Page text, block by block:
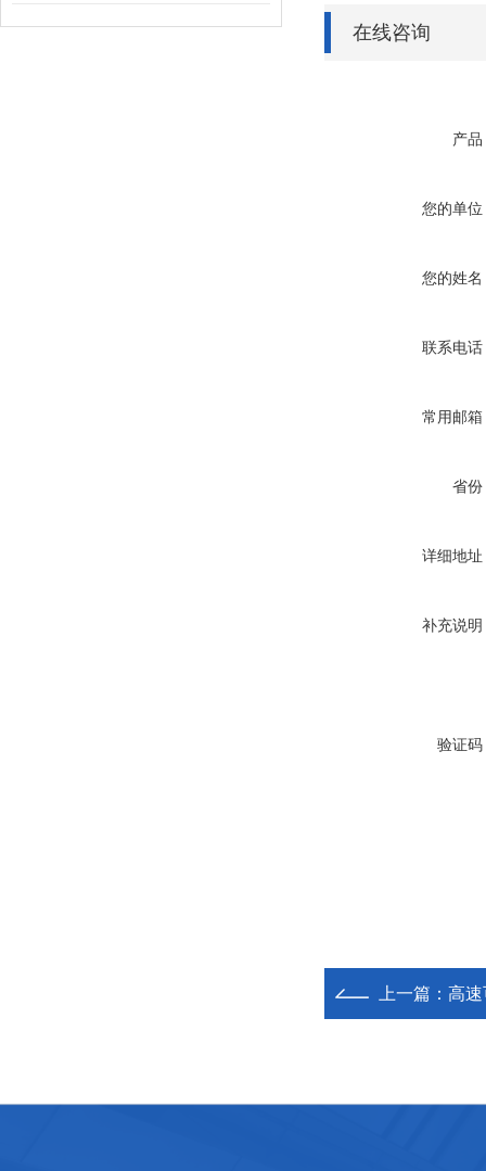
在线咨询
产品
您的单位
您的姓名
联系电话
常用邮箱
省份
详细地址
补充说明
验证码
上一篇： 高